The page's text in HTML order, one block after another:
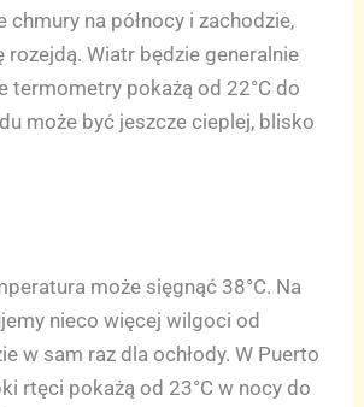
chmury na północy i zachodzie,
rozejdą. Wiatr będzie generalnie
termometry pokażą od 22°C do
może być jeszcze cieplej, blisko
może sięgnąć 38°C. Na
nieco więcej wilgoci od
w sam raz dla ochłody. W Puerto
rtęci pokażą od 23°C w nocy do